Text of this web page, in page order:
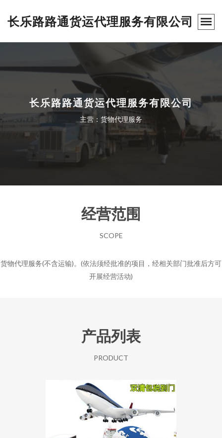
长乐路路通货运代理服务有限公司
长乐路路通货运代理服务有限公司
主营：货物代理服务
经营范围
SCOPE
货物代理服务(不含运输)。(依法须经批准的项目，经相关部门批准后方可
开展经营活动)
产品列表
PRODUCT